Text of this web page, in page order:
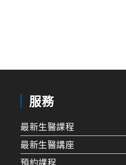
服務
最新生醫課程
最新生醫講座
預約課程